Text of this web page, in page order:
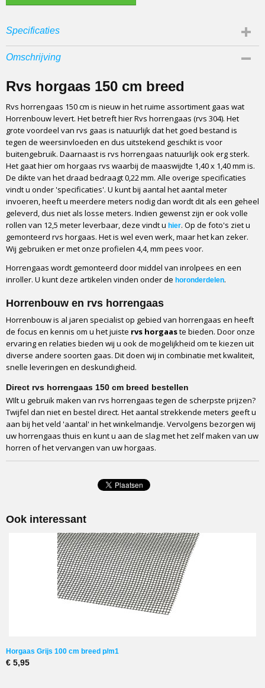
Specificaties
Bruto gewicht
Materiaal
Opbouw
Geweven en gelast
Kwaliteit
Professioneel
Herkomst
Europese makelij (dus geen Chinees gaas)
Maaswijdte
1,2 x 1,3 mm (18 x 16 draden per 2,54 cm²)
Gewicht
370 gram per vierkante meter
Openheid (% zonlicht)
63%
Brandveiligheid
Beschikbare breedtes
100 en 150 cm
Afname
Per strekkende meter
Verpakking
GLS
Levertijd
1 tot 3 werkdagen
Omschrijving
Rvs horgaas 150 cm breed
Rvs horrengaas 150 cm is nieuw in het ruime assortiment gaas wat
Horrenbouw levert. Het betreft hier Rvs horrengaas (rvs 304). Het
grote voordeel van rvs gaas is natuurlijk dat het goed bestand is
tegen de weersinvloeden en dus uitstekend geschikt is voor
buitengebruik. Daarnaast is rvs horrengaas natuurlijk ook erg sterk.
Het gaat hier om horgaas rvs waarbij de maaswijdte 1,40 x 1,40 mm is.
De dikte van het draad bedraagt 0,22 mm. Alle overige specificaties
vindt u onder 'specificaties'. U kunt bij aantal het aantal meter
invoeren, heeft u meerdere meters nodig dan wordt dit als een geheel
geleverd, dus niet als losse meters. Indien gewenst zijn er ook volle
rollen van 12,5 meter leverbaar, deze vindt u hier. Op de foto's ziet u
gemonteerd rvs horgaas. Het is wel even werk, maar het kan zeker.
Wij gebruiken er met onze profielen 4,4, mm pees voor.
Horrengaas wordt gemonteerd door middel van inrolpees en een
inroller. U kunt deze artikelen vinden onder de horonderdelen.
Horrenbouw en rvs horrengaas
Horrenbouw is al jaren specialist op gebied van horrengaas en heeft
de focus en kennis om u het juiste rvs horgaaste bieden. Door onze
ervaring en relaties bieden wij u ook de mogelijkheid om te kiezen uit
diverse andere soorten gaas. Dit doen wij in combinatie met kwaliteit,
snelle leveringen en deskundigheid.
Direct rvs horrengaas 150 cm breed bestellen
WIlt u gebruik maken van rvs horrengaas tegen de scherpste prijzen?
Twijfel dan niet en bestel direct. Het aantal strekkende meters geeft u
aan bij het veld 'aantal' in het winkelmandje. Vervolgens bezorgen wij
uw horrengaas thuis en kunt u aan de slag met het zelf maken van uw
horren of het vervangen van uw horgaas.
Ook interessant
Horgaas Grijs 100 cm breed p/m1
€ 5,95